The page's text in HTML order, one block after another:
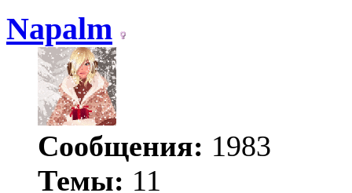
Napalm
Сообщения: 1983
Темы: 11